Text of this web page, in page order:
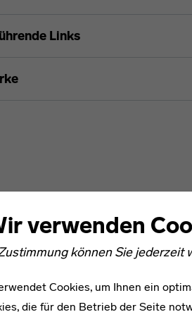
verwenden
können Sie jederzeit
Cookies, um Ihnen ein
die für den Betrieb der Seite
Ernst
Links